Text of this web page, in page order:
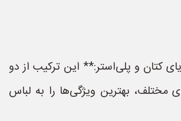
کتان و پلی‌استر:** این ترکیب از دو
مختلف، بهترین ویژگی‌ها را به لباس